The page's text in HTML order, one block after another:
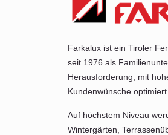
Farkalux ist ein Tiroler
seit 1976 als
Herausforderung, mit
Kundenwünsche
Auf höchstem Niveau
Wintergärten,